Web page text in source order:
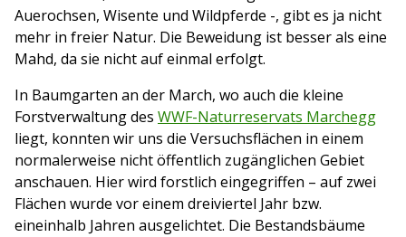
Auerochsen, Wisente und Wildpferde -, gibt es ja nicht
mehr in freier Natur. Die Beweidung ist besser als eine
Mahd, da sie nicht auf einmal erfolgt.
In Baumgarten an der March, wo auch die kleine
Forstverwaltung des WWF-Naturreservats Marchegg
liegt, konnten wir uns die Versuchsflächen in einem
normalerweise nicht öffentlich zugänglichen Gebiet
anschauen. Hier wird forstlich eingegriffen – auf zwei
Flächen wurde vor einem dreiviertel Jahr bzw.
eineinhalb Jahren ausgelichtet. Die Bestandsbäume